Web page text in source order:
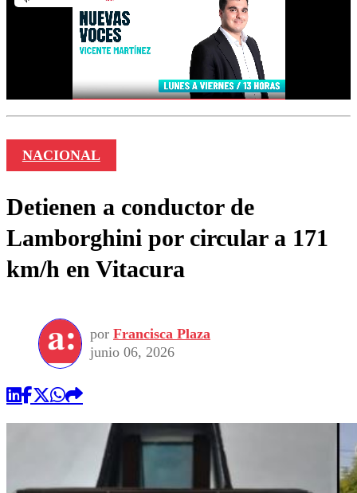
NACIONAL
Detienen a conductor de
Lamborghini por circular a 171
km/h en Vitacura
por Francisca Plaza
junio 06, 2026